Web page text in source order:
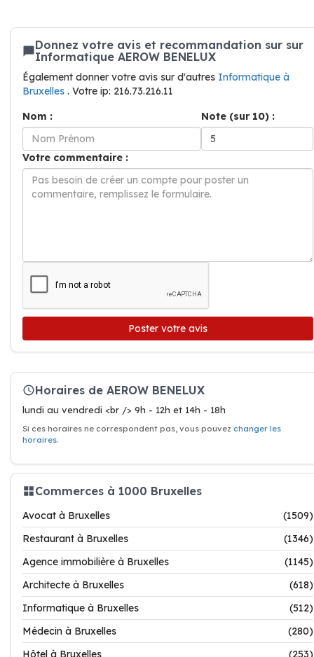
Donnez votre avis et recommandation sur sur
Informatique AEROW BENELUX
Également donner votre avis sur d'autres Informatique à
Bruxelles . Votre ip: 216.73.216.11
Nom :
Note (sur 10) :
Votre commentaire :
Poster votre avis
Horaires de AEROW BENELUX
lundi au vendredi <br /> 9h - 12h et 14h - 18h
Si ces horaires ne correspondent pas, vous pouvez changer les
horaires.
Commerces à 1000 Bruxelles
Avocat à Bruxelles
(1509)
Restaurant à Bruxelles
(1346)
Agence immobilière à Bruxelles
(1145)
Architecte à Bruxelles
(618)
Informatique à Bruxelles
(512)
Médecin à Bruxelles
(280)
Hôtel à Bruxelles
(253)